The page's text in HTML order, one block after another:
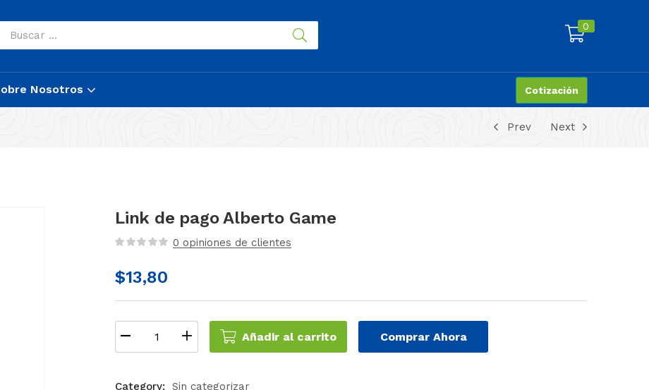
0
Nosotros Cotización
Prev Next
Link de pago Alberto Game
0 opiniones de clientes
$13,80
Añadir al carrito Comprar Ahora
Category: Sin categorizar